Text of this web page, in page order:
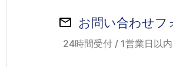
お問い合わせフ
24時間受付 / 1営業日以